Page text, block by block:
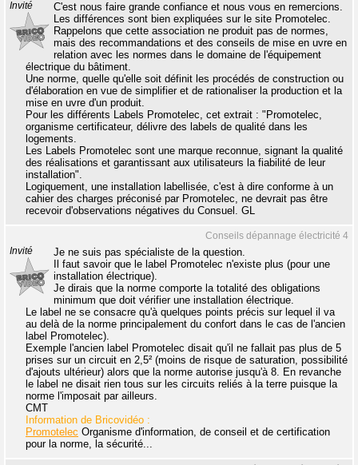
Invité
C'est nous faire grande confiance et nous vous en remercions.
Les différences sont bien expliquées sur le site Promotelec.
Rappelons que cette association ne produit pas de normes,
mais des recommandations et des conseils de mise en uvre en
relation avec les normes dans le domaine de l'équipement
électrique du bâtiment.
Une norme, quelle qu'elle soit définit les procédés de construction ou
d'élaboration en vue de simplifier et de rationaliser la production et la
mise en uvre d'un produit.
Pour les différents Labels Promotelec, cet extrait : "Promotelec,
organisme certificateur, délivre des labels de qualité dans les
logements.
Les Labels Promotelec sont une marque reconnue, signant la qualité
des réalisations et garantissant aux utilisateurs la fiabilité de leur
installation".
Logiquement, une installation labellisée, c'est à dire conforme à un
cahier des charges préconisé par Promotelec, ne devrait pas être
recevoir d'observations négatives du Consuel. GL
Conseils dépannage électricité 4
Invité
Je ne suis pas spécialiste de la question.
Il faut savoir que le label Promotelec n'existe plus (pour une
installation électrique).
Je dirais que la norme comporte la totalité des obligations
minimum que doit vérifier une installation électrique.
Le label ne se consacre qu'à quelques points précis sur lequel il va
au delà de la norme principalement du confort dans le cas de l'ancien
label Promotelec).
Exemple l'ancien label Promotelec disait qu'il ne fallait pas plus de 5
prises sur un circuit en 2,5² (moins de risque de saturation, possibilité
d'ajouts ultérieur) alors que la norme autorise jusqu'à 8. En revanche
le label ne disait rien tous sur les circuits reliés à la terre puisque la
norme l'imposait par ailleurs.
CMT
Information de Bricovidéo :
Promotelec Organisme d'information, de conseil et de certification
pour la norme, la sécurité...